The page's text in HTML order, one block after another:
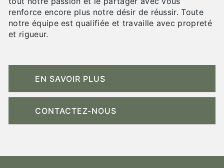
renforce encore plus notre désir de réussir. Toute
notre équipe est qualifiée et travaille avec propreté
et rigueur.
EN SAVOIR PLUS
CONTACTEZ-NOUS